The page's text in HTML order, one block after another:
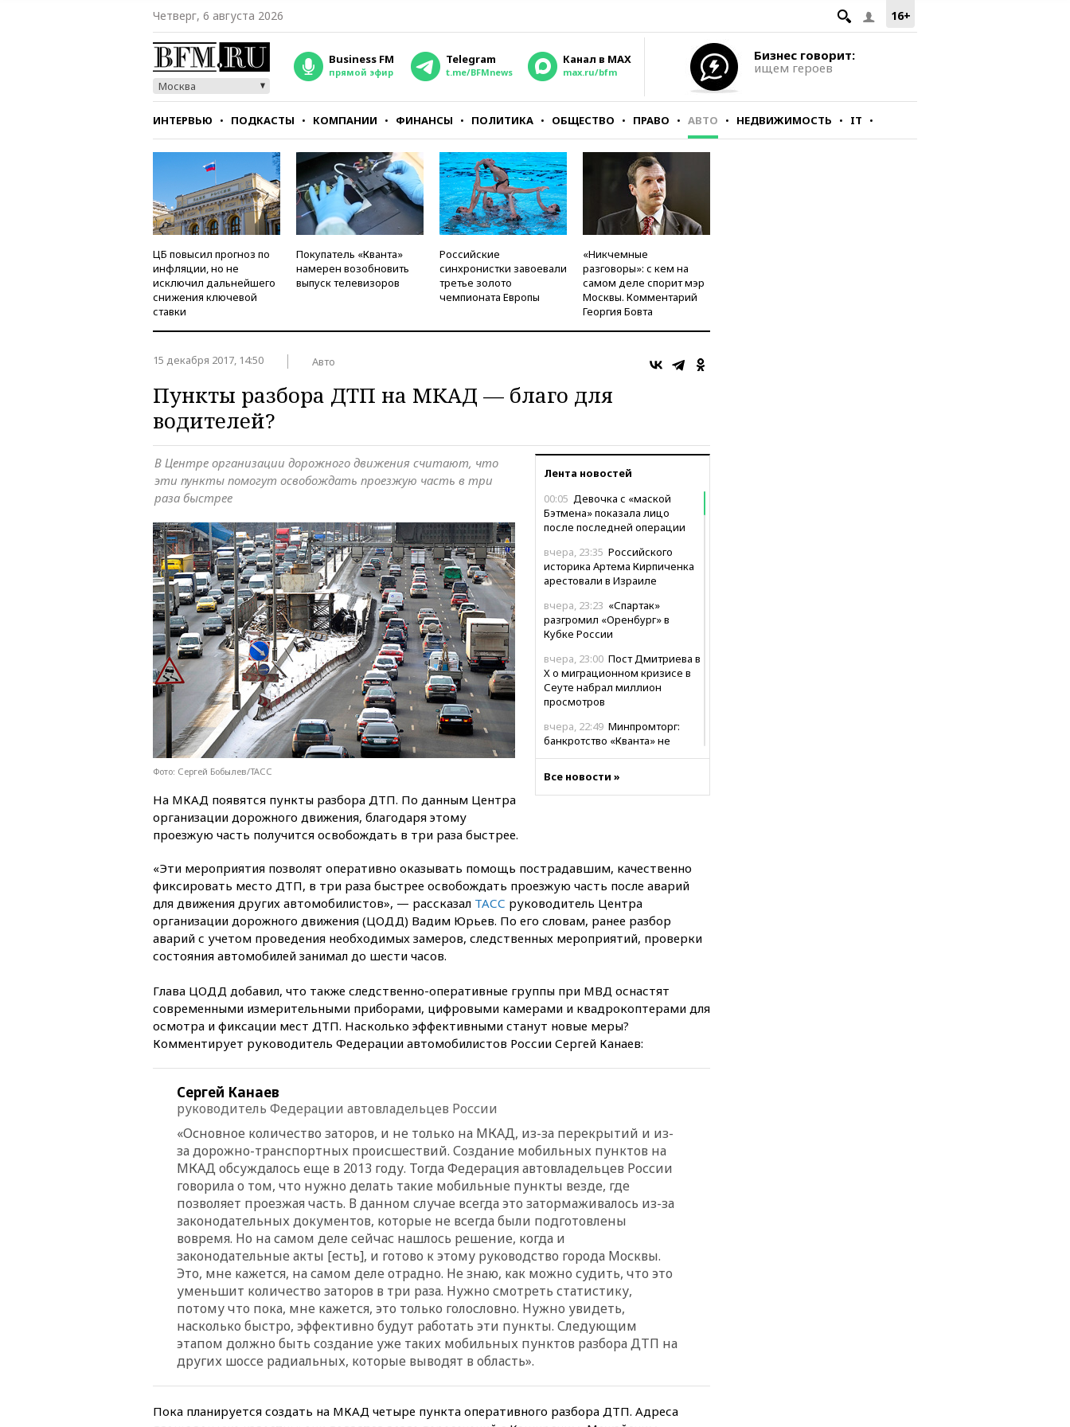
16+
Четверг, 6 августа 2026
Москва
Business FM
прямой эфир
Telegram
t.me/BFMnews
Канал в MAX
max.ru/bfm
Бизнес говорит:
ищем героев
ИНТЕРВЬЮ ПОДКАСТЫ КОМПАНИИ ФИНАНСЫ ПОЛИТИКА ОБЩЕСТВО ПРАВО АВТО НЕДВИЖИМОСТЬ IT
СТИЛЬ ТЕСТЫ
ЦБ повысил прогноз по
инфляции, но не
исключил дальнейшего
снижения ключевой
ставки
Покупатель «Кванта»
намерен возобновить
выпуск телевизоров
Российские
синхронистки завоевали
третье золото
чемпионата Европы
«Никчемные
разговоры»: с кем на
самом деле спорит мэр
Москвы. Комментарий
Георгия Бовта
15 декабря 2017, 14:50 Авто
Пункты разбора ДТП на МКАД — благо для
водителей?
Лента новостей
00:05 Девочка с «маской
Бэтмена» показала лицо
после последней операции
вчера, 23:35 Российского
историка Артема Кирпиченка
арестовали в Израиле
вчера, 23:23 «Спартак»
разгромил «Оренбург» в
Кубке России
вчера, 23:00 Пост Дмитриева в
X о миграционном кризисе в
Сеуте набрал миллион
просмотров
вчера, 22:49 Минпромторг:
банкротство «Кванта» не
РФ
выросли нефтегазовые
доходы российского бюджета
Аксаков: ЦБ
согласовал первый стандарт
исламского банкинга
подтвердили, что конкурс
пройдет в Саудовской Аравии
Машков: в РФ
подготовили концепцию
бензина старых
экологических классов
вчера, 21:15Путин обсудил с
Машковым 150-летие Союза
театральных деятелей
вчера, 20:47Newsweek:
«взрывная» диарея охватила
47 из 50 штатов США
вчера, 20:35 ПВО за 12 часов
сбила 200 украинских
беспилотников
вчера, 20:20 Третий комплект
золотых медалей выиграли на
вчера, 20:15ТАСС: жизни
после взрыва ничего не
Все новости »
В Центре организации дорожного движения считают, что
эти пункты помогут освобождать проезжую часть в три
раза быстрее
Фото: Сергей Бобылев/ТАСС
На МКАД появятся пункты разбора ДТП. По данным Центра
организации дорожного движения, благодаря этому
проезжую часть получится освобождать в три раза быстрее.
«Эти мероприятия позволят оперативно оказывать помощь пострадавшим, качественно
фиксировать место ДТП, в три раза быстрее освобождать проезжую часть после аварий
для движения других автомобилистов», — рассказал ТАСС руководитель Центра
организации дорожного движения (ЦОДД) Вадим Юрьев. По его словам, ранее разбор
аварий с учетом проведения необходимых замеров, следственных мероприятий, проверки
состояния автомобилей занимал до шести часов.
Глава ЦОДД добавил, что также следственно-оперативные группы при МВД оснастят
современными измерительными приборами, цифровыми камерами и квадрокоптерами для
осмотра и фиксации мест ДТП. Насколько эффективными станут новые меры?
Комментирует руководитель Федерации автомобилистов России Сергей Канаев:
Сергей Канаев
руководитель Федерации автовладельцев России
«Основное количество заторов, и не только на МКАД, из-за перекрытий и из-
за дорожно-транспортных происшествий. Создание мобильных пунктов на
МКАД обсуждалось еще в 2013 году. Тогда Федерация автовладельцев России
говорила о том, что нужно делать такие мобильные пункты везде, где
позволяет проезжая часть. В данном случае всегда это затормаживалось из-за
законодательных документов, которые не всегда были подготовлены
вовремя. Но на самом деле сейчас нашлось решение, когда и
законодательные акты [есть], и готово к этому руководство города Москвы.
Это, мне кажется, на самом деле отрадно. Не знаю, как можно судить, что это
уменьшит количество заторов в три раза. Нужно смотреть статистику,
потому что пока, мне кажется, это только голословно. Нужно увидеть,
насколько быстро, эффективно будут работать эти пункты. Следующим
этапом должно быть создание уже таких мобильных пунктов разбора ДТП на
других шоссе радиальных, которые выводят в область».
Пока планируется создать на МКАД четыре пункта оперативного разбора ДТП. Адреса